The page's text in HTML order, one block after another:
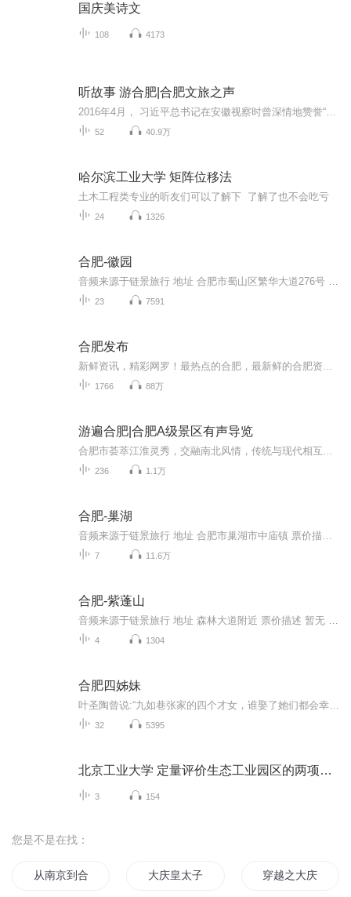
国庆美诗文
108 4173
听故事 游合肥|合肥文旅之声
52 40.9万
哈尔滨工业大学 矩阵位移法
土木工程类专业的听友们可以了解下 了解了也不会吃亏
24 1326
合肥-徽园
23 7591
合肥发布
1766 88万
游遍合肥|合肥A级景区有声导览
236 1.1万
合肥-巢湖
7 11.6万
合肥-紫蓬山
4 1304
合肥四姊妹
32 5395
北京工业大学 定量评价生态工业园区的两项指标 戴铁军
3 154
您是不是在找：
从南京到合肥 大庆皇太子 穿越之大庆帝国